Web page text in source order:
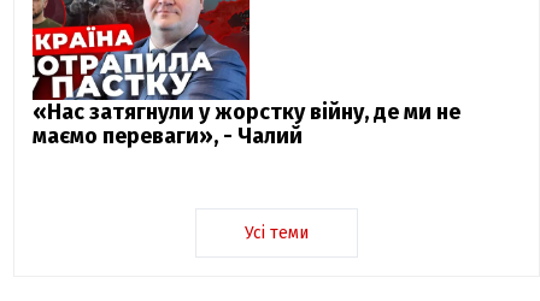
«Нас затягнули у жорстку війну, де ми не
маємо переваги», - Чалий
Усі теми